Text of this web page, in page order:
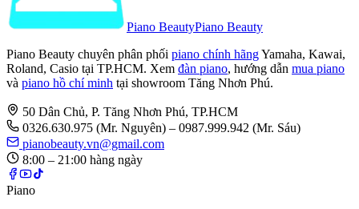
Piano BeautyPiano Beauty
Piano Beauty chuyên phân phối piano chính hãngYamaha, Kawai,
Roland, Casio tại TP.HCM. Xem đàn piano, hướng dẫn mua piano
và piano hồ chí minh tại showroom Tăng Nhơn Phú.
50 Dân Chủ, P. Tăng Nhơn Phú, TP.HCM
0326.630.975 (Mr. Nguyên) – 0987.999.942 (Mr. Sáu)
pianobeauty.vn@gmail.com
8:00 – 21:00 hàng ngày
Piano